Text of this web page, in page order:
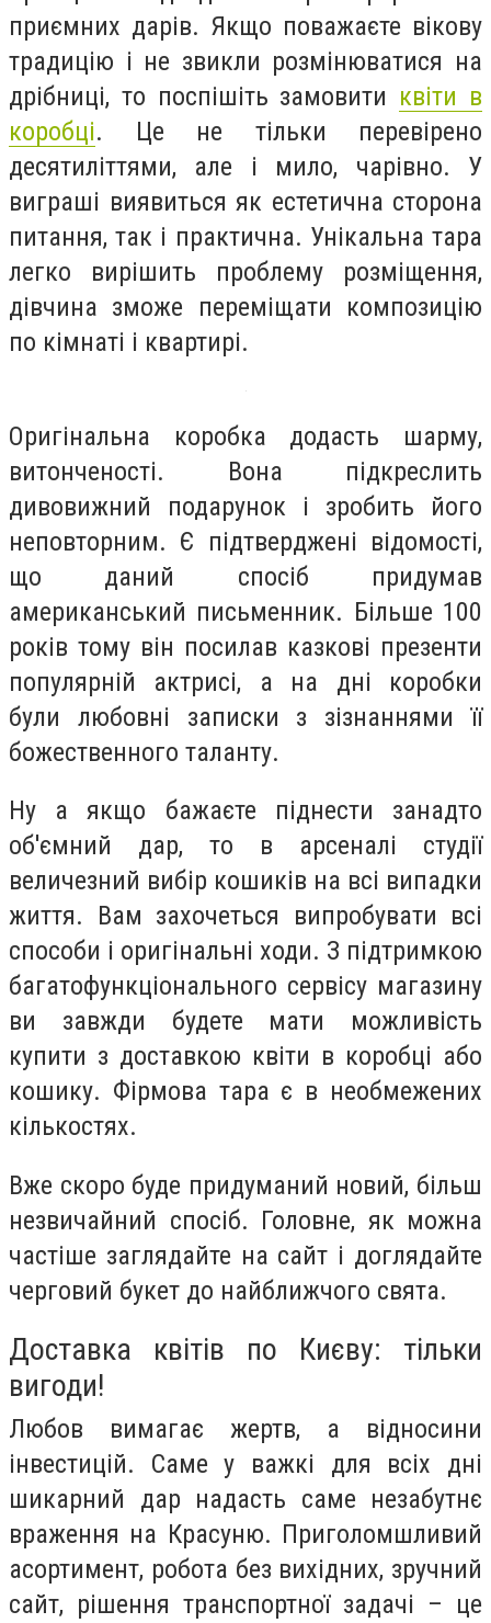
приємних дарів. Якщо поважаєте вікову
традицію і не звикли розмінюватися на
дрібниці, то поспішіть замовити квіти в
коробці. Це не тільки перевірено
десятиліттями, але і мило, чарівно. У
виграші виявиться як естетична сторона
питання, так і практична. Унікальна тара
легко вирішить проблему розміщення,
дівчина зможе переміщати композицію
по кімнаті і квартирі.
Оригінальна коробка додасть шарму,
витонченості. Вона підкреслить
дивовижний подарунок і зробить його
неповторним. Є підтверджені відомості,
що даний спосіб придумав
американський письменник. Більше 100
років тому він посилав казкові презенти
популярній актрисі, а на дні коробки
були любовні записки з зізнаннями її
божественного таланту.
Ну а якщо бажаєте піднести занадто
об'ємний дар, то в арсеналі студії
величезний вибір кошиків на всі випадки
життя. Вам захочеться випробувати всі
способи і оригінальні ходи. З підтримкою
багатофункціонального сервісу магазину
ви завжди будете мати можливість
купити з доставкою квіти в коробці або
кошику. Фірмова тара є в необмежених
кількостях.
Вже скоро буде придуманий новий, більш
незвичайний спосіб. Головне, як можна
частіше заглядайте на сайт і доглядайте
черговий букет до найближчого свята.
Доставка квітів по Києву: тільки
вигоди!
Любов вимагає жертв, а відносини
інвестицій. Саме у важкі для всіх дні
шикарний дар надасть саме незабутнє
враження на Красуню. Приголомшливий
асортимент, робота без вихідних, зручний
сайт, рішення транспортної задачі – це